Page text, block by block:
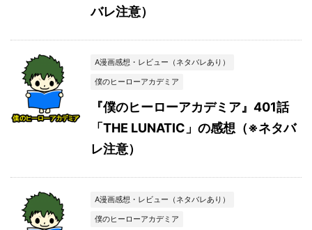
バレ注意）
A漫画感想・レビュー（ネタバレあり）
僕のヒーローアカデミア
『僕のヒーローアカデミア』401話
「THE LUNATIC」の感想（※ネタバ
レ注意）
A漫画感想・レビュー（ネタバレあり）
僕のヒーローアカデミア